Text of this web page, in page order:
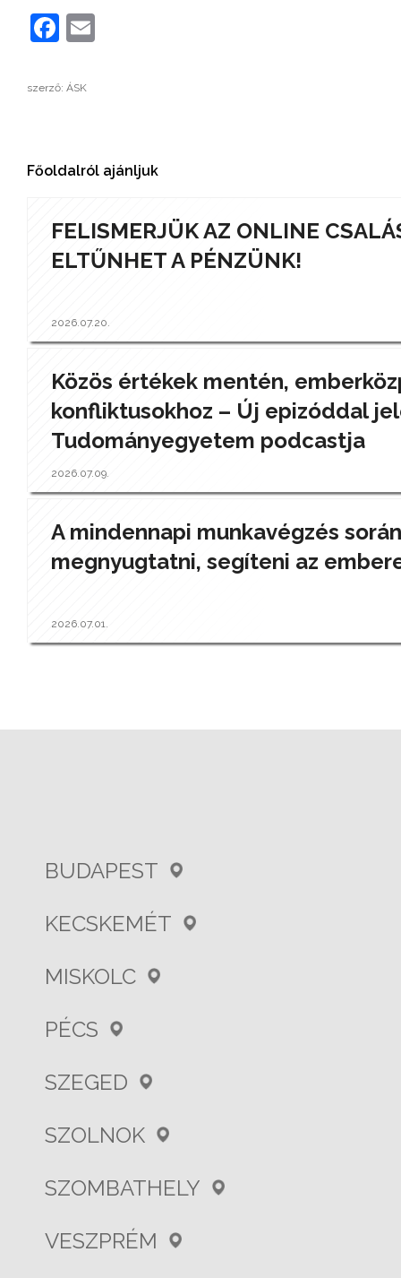
Facebook
szerző: ÁSK
Főoldalról ajánljuk
FELISMERJÜK AZ ONLINE
ELTŰNHET A PÉNZÜNK!
2026.07.20.
Közös értékek mentén,
konfliktusokhoz – Új epizóddal
Tudományegyetem podcastja
2026.07.09.
A mindennapi munkavégzés
megnyugtatni, segíteni az
2026.07.01.
BUDAPEST
KECSKEMÉT
MISKOLC
PÉCS
SZEGED
SZOLNOK
SZOMBATHELY
VESZPRÉM